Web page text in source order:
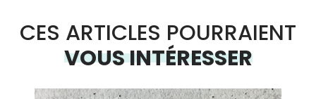
CES ARTICLES POURRAIENT
VOUS INTÉRESSER